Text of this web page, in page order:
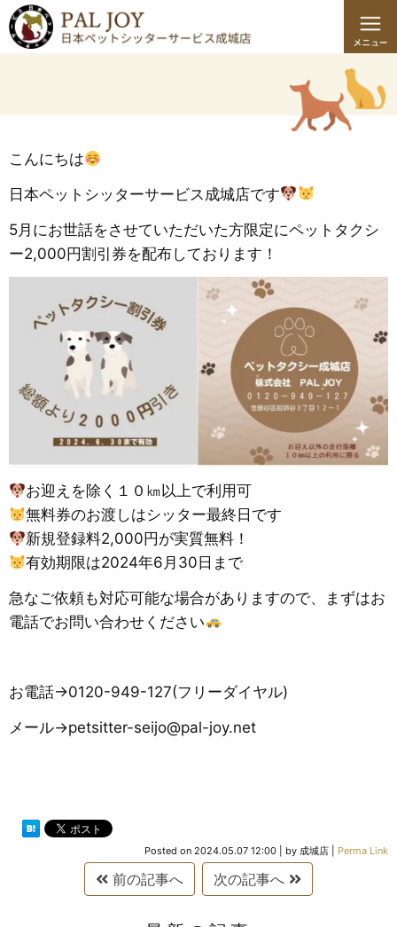
こんにちは
日本ペットシッターサービス成城店です
5月にお世話をさせていただいた方限定にペットタクシ
ー2,000円割引券を配布しております！
お迎えを除く１０㎞以上で利用可
無料券のお渡しはシッター最終日です
新規登録料2,000円が実質無料！
有効期限は2024年6月30日まで
急なご依頼も対応可能な場合がありますので、まずはお
電話でお問い合わせください
お電話→0120-949-127(フリーダイヤル)
メール→petsitter-seijo@pal-joy.net
Posted on 2024.05.07 12:00 by 成城店 Perma Link
前の記事へ 次の記事へ